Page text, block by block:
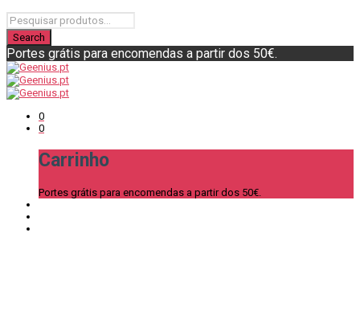
Portes grátis para encomendas a partir dos 50€.
0
0
Carrinho
Portes grátis para encomendas a partir dos 50€.